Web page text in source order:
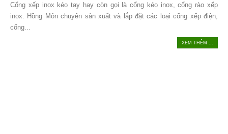
Cổng xếp inox kéo tay hay còn gọi là cổng kéo inox, cổng rào xếp
inox. Hồng Môn chuyên sản xuất và lắp đặt các loại cổng xếp điện,
cổng...
XEM THÊM ...